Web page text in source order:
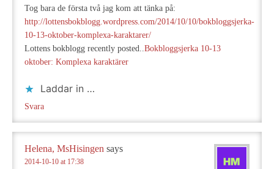
Tog bara de första två jag kom att tänka på:
http://lottensbokblogg.wordpress.com/2014/10/10/bokbloggsjerka-
10-13-oktober-komplexa-karaktarer/
Lottens bokblogg recently posted..Bokbloggsjerka 10-13
oktober: Komplexa karaktärer
Laddar in …
Svara
Helena, MsHisingen says
2014-10-10 at 17:38